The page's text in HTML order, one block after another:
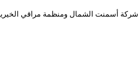
أسمنت الشمال ومنظمة مراقي